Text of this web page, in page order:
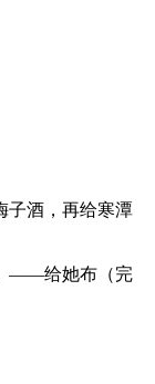
酒，再给寒潭
——给她布（完